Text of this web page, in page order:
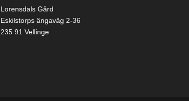
Lorensdals Gård
Eskilstorps ängaväg 2-36
235 91 Vellinge